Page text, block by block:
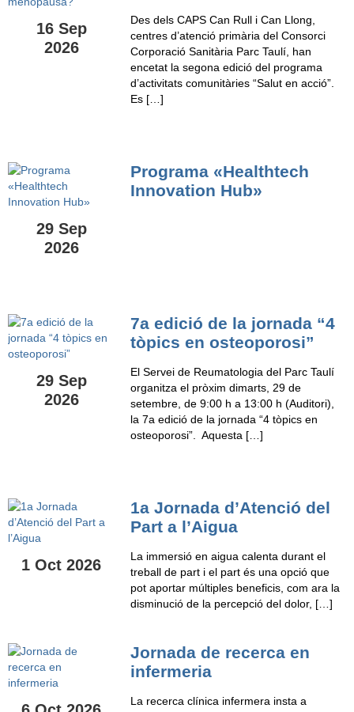
Jornada de recerca en
infermeria
La recerca clínica infermera insta a
1 Oct 2026
1a Jornada d’Atenció del
Part a l’Aigua
La immersió en aigua calenta durant el
treball de part i el part és una opció que
pot aportar múltiples beneficis, com ara la
disminució de la percepció del dolor, […]
29 Sep
2026
7a edició de la jornada “4
tòpics en osteoporosi”
El Servei de Reumatologia del Parc Taulí
organitza el pròxim dimarts, 29 de
setembre, de 9:00 h a 13:00 h (Auditori),
la 7a edició de la jornada “4 tòpics en
osteoporosi”. Aquesta […]
29 Sep
2026
Programa «Healthtech
Innovation Hub»
16 Sep
2026
Des dels CAPS Can Rull i Can Llong,
centres d’atenció primària del Consorci
Corporació Sanitària Parc Taulí, han
encetat la segona edició del programa
d’activitats comunitàries “Salut en acció”.
Es […]